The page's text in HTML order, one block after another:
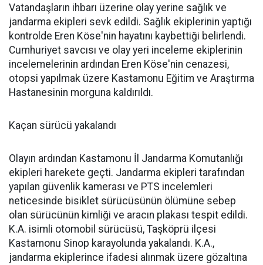
Vatandaşların ihbarı üzerine olay yerine sağlık ve
jandarma ekipleri sevk edildi. Sağlık ekiplerinin yaptığı
kontrolde Eren Köse'nin hayatını kaybettiği belirlendi.
Cumhuriyet savcısı ve olay yeri inceleme ekiplerinin
incelemelerinin ardından Eren Köse'nin cenazesi,
otopsi yapılmak üzere Kastamonu Eğitim ve Araştırma
Hastanesinin morguna kaldırıldı.
Kaçan sürücü yakalandı
Olayın ardından Kastamonu İl Jandarma Komutanlığı
ekipleri harekete geçti. Jandarma ekipleri tarafından
yapılan güvenlik kamerası ve PTS incelemleri
neticesinde bisiklet sürücüsünün ölümüne sebep
olan sürücünün kimliği ve aracın plakası tespit edildi.
K.A. isimli otomobil sürücüsü, Taşköprü ilçesi
Kastamonu Sinop karayolunda yakalandı. K.A.,
jandarma ekiplerince ifadesi alınmak üzere gözaltına